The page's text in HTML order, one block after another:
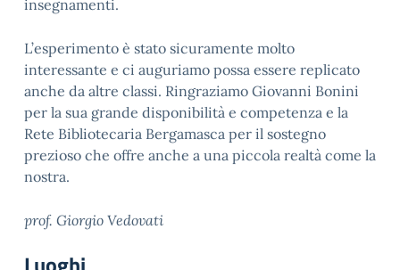
insegnamenti.
L’esperimento è stato sicuramente molto
interessante e ci auguriamo possa essere replicato
anche da altre classi. Ringraziamo Giovanni Bonini
per la sua grande disponibilità e competenza e la
Rete Bibliotecaria Bergamasca per il sostegno
prezioso che offre anche a una piccola realtà come la
nostra.
prof. Giorgio Vedovati